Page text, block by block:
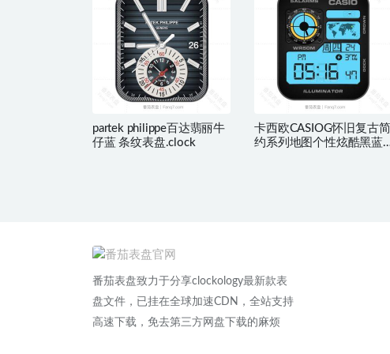
partek philippe百达翡丽牛
仔蓝 条纹表盘.clock
卡西欧CASIOG怀旧复古简
约系列地图个性炫酷黑蓝
番茄表盘致力于分享clockology最新款表
盘文件，已挂在全球加速CDN，全站支持
高速下载，免去第三方网盘下载的麻烦